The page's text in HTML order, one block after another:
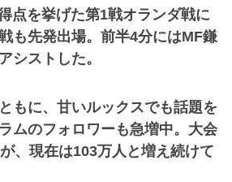
点を挙げた第1戦オランダ戦に
も先発出場。前半4分にはMF鎌
シストした。
もに、甘いルックスでも話題を
ムのフォロワーも急増中。大会
、現在は103万人と増え続けて